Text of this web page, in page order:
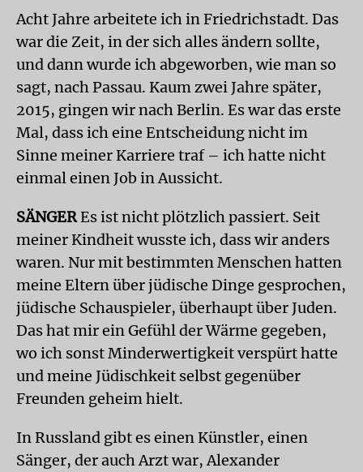
Acht Jahre arbeitete ich in Friedrichstadt. Das
war die Zeit, in der sich alles ändern sollte,
und dann wurde ich abgeworben, wie man so
sagt, nach Passau. Kaum zwei Jahre später,
2015, gingen wir nach Berlin. Es war das erste
Mal, dass ich eine Entscheidung nicht im
Sinne meiner Karriere traf – ich hatte nicht
einmal einen Job in Aussicht.
SÄNGEREs ist nicht plötzlich passiert. Seit
meiner Kindheit wusste ich, dass wir anders
waren. Nur mit bestimmten Menschen hatten
meine Eltern über jüdische Dinge gesprochen,
jüdische Schauspieler, überhaupt über Juden.
Das hat mir ein Gefühl der Wärme gegeben,
wo ich sonst Minderwertigkeit verspürt hatte
und meine Jüdischkeit selbst gegenüber
Freunden geheim hielt.
In Russland gibt es einen Künstler, einen
Sänger, der auch Arzt war, Alexander